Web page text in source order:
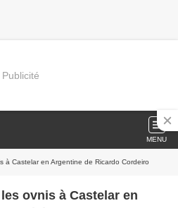
Publicité
MENU
à Castelar en Argentine de Ricardo Cordeiro
ovnis à Castelar en